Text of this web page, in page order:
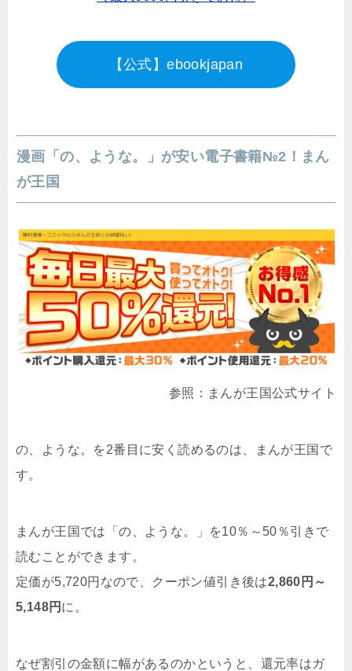
【公式】ebookjapan
漫画「の、ような。」が安い電子書籍№2！まん
が王国
参照：まんが王国公式サイト
の、ような。を2番目に安く読めるのは、まんが王国で
す。
まんが王国では「の、ような。」を10％～50％引きで
読むことができます。
定価が5,720円なので、クーポン値引き後は2,860円～
5,148円 に。
なぜ割引の金額に幅があるのかというと、還元率はガ